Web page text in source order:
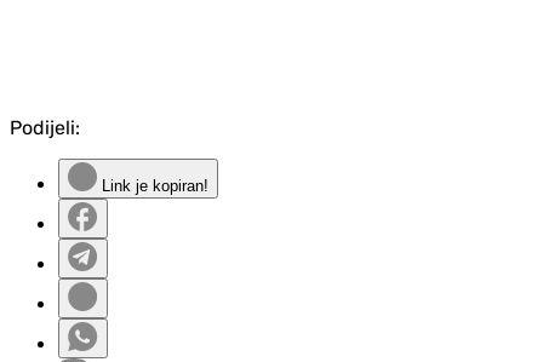
Podijeli:
Link je kopiran!